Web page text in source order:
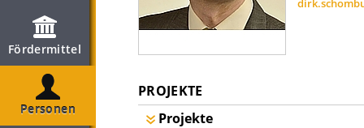
Fördermittel
Personen
PROJEKTE
Projekte